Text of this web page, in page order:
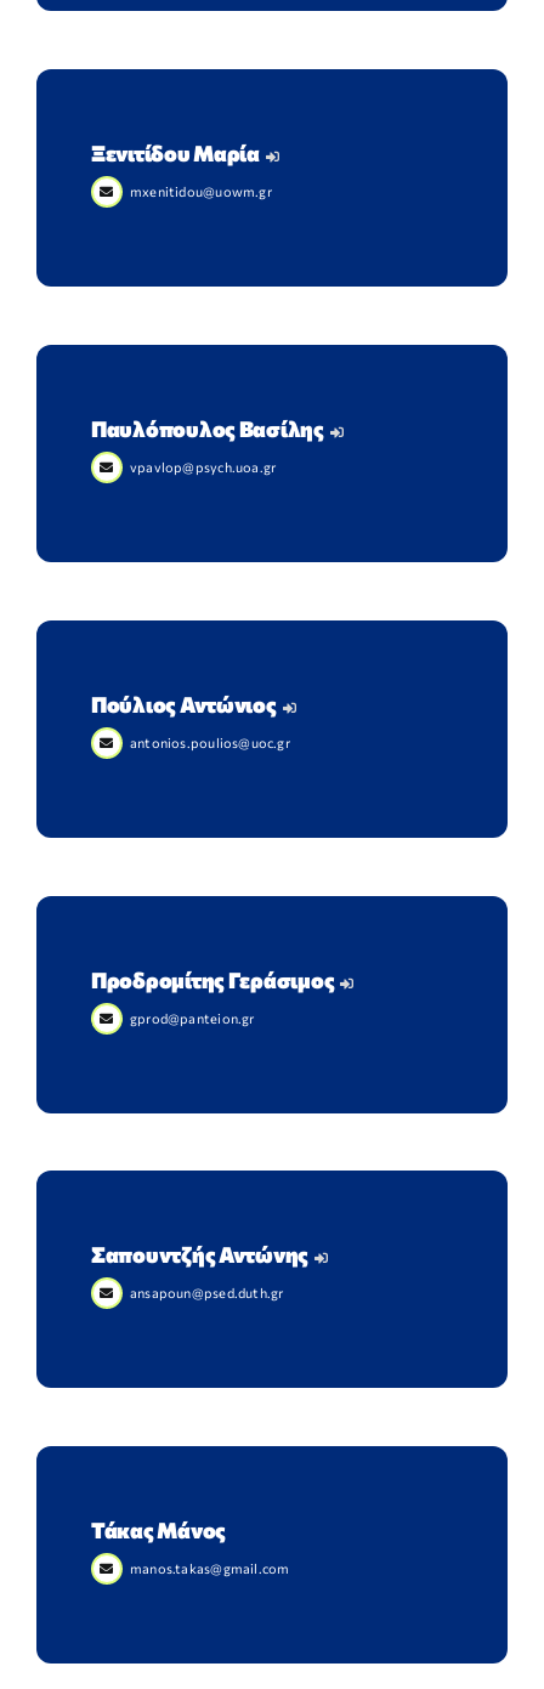
Ξενιτίδου Μαρία
mxenitidou@uowm.gr
Παυλόπουλος Βασίλης
vpavlop@psych.uoa.gr
Πούλιος Αντώνιος
antonios.poulios@uoc.gr
Προδρομίτης Γεράσιμος
gprod@panteion.gr
Σαπουντζής Αντώνης
ansapoun@psed.duth.gr
Τάκας Μάνος
manos.takas@gmail.com